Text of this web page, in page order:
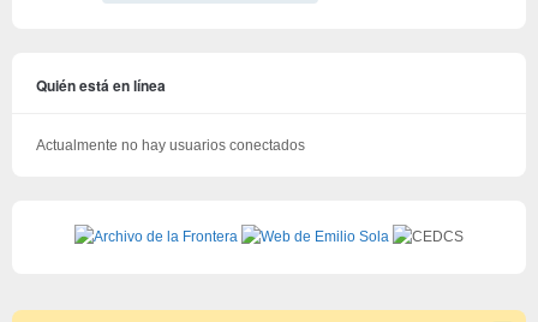
Quién está en línea
Actualmente no hay usuarios conectados